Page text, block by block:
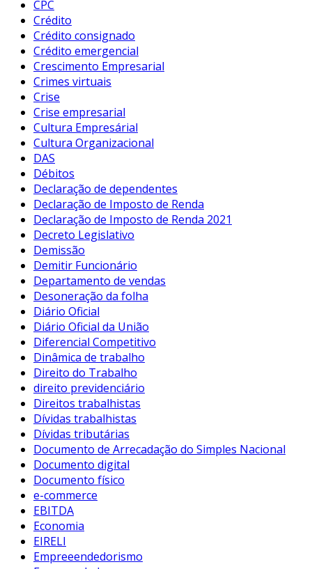
CPC
Crédito
Crédito consignado
Crédito emergencial
Crescimento Empresarial
Crimes virtuais
Crise
Crise empresarial
Cultura Empresárial
Cultura Organizacional
DAS
Débitos
Declaração de dependentes
Declaração de Imposto de Renda
Declaração de Imposto de Renda 2021
Decreto Legislativo
Demissão
Demitir Funcionário
Departamento de vendas
Desoneração da folha
Diário Oficial
Diário Oficial da União
Diferencial Competitivo
Dinâmica de trabalho
Direito do Trabalho
direito previdenciário
Direitos trabalhistas
Dívidas trabalhistas
Dívidas tributárias
Documento de Arrecadação do Simples Nacional
Documento digital
Documento físico
e-commerce
EBITDA
Economia
EIRELI
Empreeendedorismo